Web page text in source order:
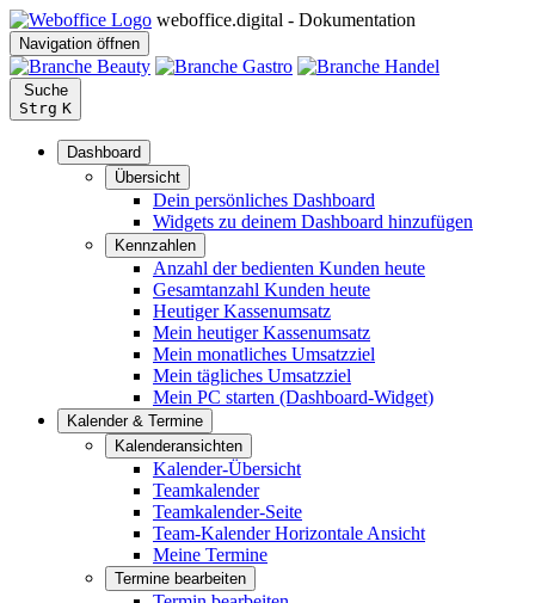
weboffice.digital - Dokumentation
Navigation öffnen
Suche
Strg K
Dashboard
Übersicht
Dein persönliches Dashboard
Widgets zu deinem Dashboard hinzufügen
Kennzahlen
Anzahl der bedienten Kunden heute
Gesamtanzahl Kunden heute
Heutiger Kassenumsatz
Mein heutiger Kassenumsatz
Mein monatliches Umsatzziel
Mein tägliches Umsatzziel
Mein PC starten (Dashboard-Widget)
Kalender & Termine
Kalenderansichten
Kalender-Übersicht
Teamkalender
Teamkalender-Seite
Team-Kalender Horizontale Ansicht
Meine Termine
Termine bearbeiten